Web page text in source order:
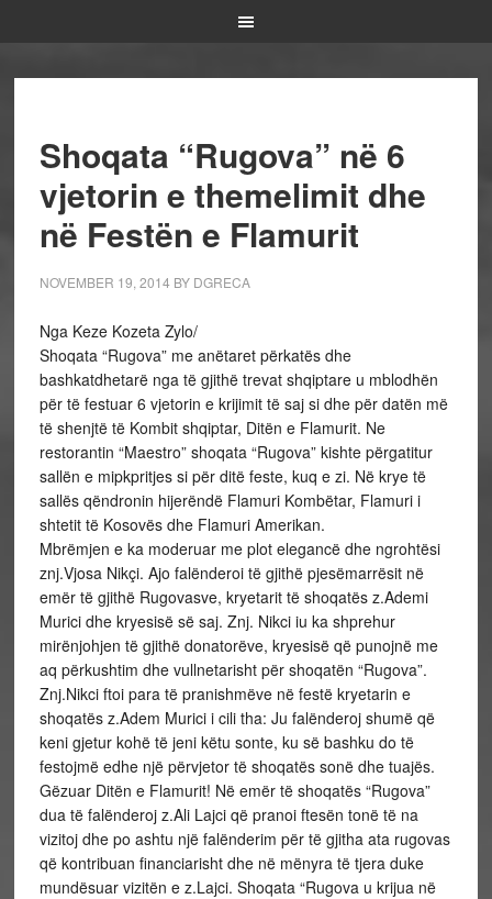
Shoqata “Rugova” në 6
vjetorin e themelimit dhe
në Festën e Flamurit
NOVEMBER 19, 2014 BY DGRECA
Nga Keze Kozeta Zylo/
Shoqata “Rugova” me anëtaret përkatës dhe
bashkatdhetarë nga të gjithë trevat shqiptare u mblodhën
për të festuar 6 vjetorin e krijimit të saj si dhe për datën më
të shenjtë të Kombit shqiptar, Ditën e Flamurit. Ne
restorantin “Maestro” shoqata “Rugova” kishte përgatitur
sallën e mipkpritjes si për ditë feste, kuq e zi. Në krye të
sallës qëndronin hijerëndë Flamuri Kombëtar, Flamuri i
shtetit të Kosovës dhe Flamuri Amerikan.
Mbrëmjen e ka moderuar me plot elegancë dhe ngrohtësi
znj.Vjosa Nikçi. Ajo falënderoi të gjithë pjesëmarrësit në
emër të gjithë Rugovasve, kryetarit të shoqatës z.Ademi
Murici dhe kryesisë së saj. Znj. Nikci iu ka shprehur
mirënjohjen të gjithë donatorëve, kryesisë që punojnë me
aq përkushtim dhe vullnetarisht për shoqatën “Rugova”.
Znj.Nikci ftoi para të pranishmëve në festë kryetarin e
shoqatës z.Adem Murici i cili tha: Ju falënderoj shumë që
keni gjetur kohë të jeni këtu sonte, ku së bashku do të
festojmë edhe një përvjetor të shoqatës sonë dhe tuajës.
Gëzuar Ditën e Flamurit! Në emër të shoqatës “Rugova”
dua të falënderoj z.Ali Lajci që pranoi ftesën tonë të na
vizitoj dhe po ashtu një falënderim për të gjitha ata rugovas
që kontribuan financiarisht dhe në mënyra të tjera duke
mundësuar vizitën e z.Lajci. Shoqata “Rugova u krijua në